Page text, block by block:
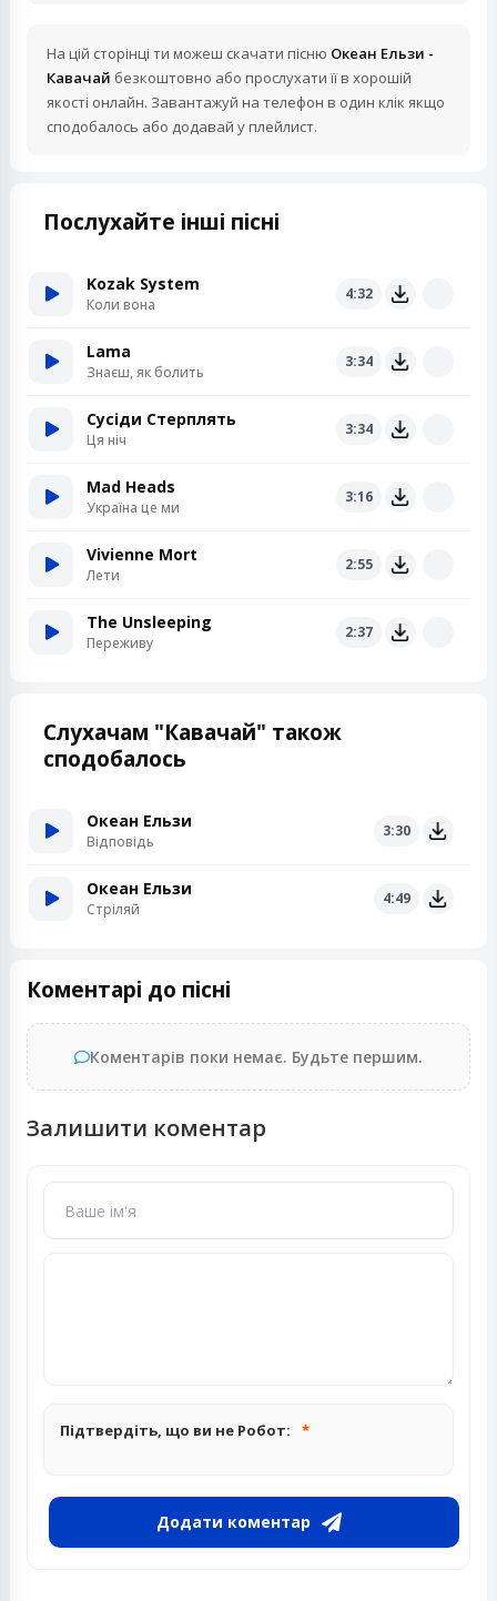
На цій сторінці ти можеш скачати пісню Океан Ельзи -
Кавачай безкоштовно або прослухати її в хорошій
якості онлайн. Завантажуй на телефон в один клік якщо
сподобалось або додавай у плейлист.
Послухайте інші пісні
Kozak System
Коли вона
4:32
Lama
Знаєш, як болить
3:34
Сусіди Стерплять
Ця ніч
3:34
Mad Heads
Україна це ми
3:16
Vivienne Mort
Лети
2:55
The Unsleeping
Переживу
2:37
Слухачам "Кавачай" також
сподобалось
Океан Ельзи
Відповідь
3:30
Океан Ельзи
Стріляй
4:49
Коментарі до пісні
Коментарів поки немає. Будьте першим.
Залишити коментар
Підтвердіть, що ви не Робот:
Додати коментар